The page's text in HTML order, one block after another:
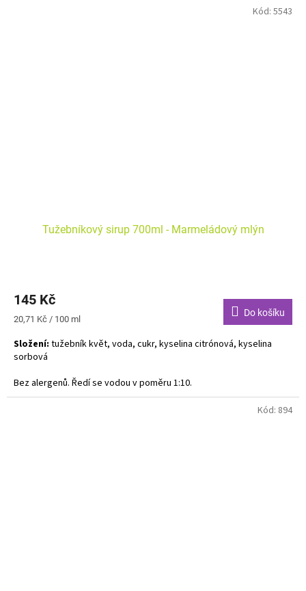
Tužebníkový sirup 700ml - Marmeládový mlýn
145 Kč
Měrná
20,71 Kč / 100 ml
Do košíku
Složení: tužebník květ, voda, cukr, kyselina citrónová, kyselina
sorbová
Bez alergenů. Ředí se vodou v poměru 1:10.
Kód: 5543
Kód: 894